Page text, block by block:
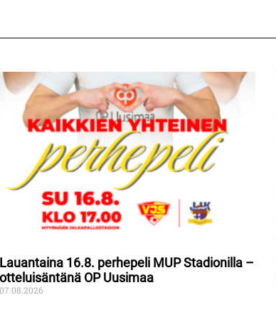
Lauantaina 16.8. perhepeli MUP Stadionilla –
otteluisäntänä OP Uusimaa
07.08.2026